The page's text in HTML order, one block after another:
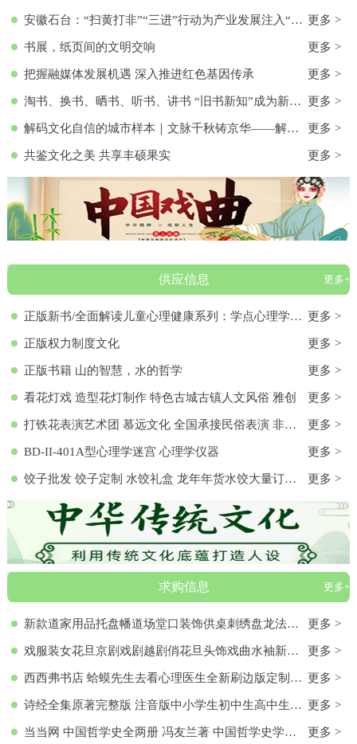
安徽石台：“扫黄打非”“三进”行动为产业发展注入“清流” 更多 >
书展，纸页间的文明交响 更多 >
把握融媒体发展机遇 深入推进红色基因传承 更多 >
淘书、换书、晒书、听书、讲书 “旧书新知”成为新文化时尚 更多 >
解码文化自信的城市样本｜文脉千秋铸京华——解码首都北京的文化自信样本 更多 >
共鉴文化之美 共享丰硕果实 更多 >
供应信息 更多+
正版新书/全面解读儿童心理健康系列：学点心理学9787572136313 正版新书/全面解读儿童心理健康系列：学点心理学 更多 >
正版权力制度文化 更多 >
正版书籍 山的智慧，水的哲学 更多 >
看花灯戏 造型花灯制作 特色古城古镇人文风俗 雅创 更多 >
打铁花表演艺术团 慕远文化 全国承接民俗表演 非物质文化遗产 更多 >
BD-II-401A型心理学迷宫 心理学仪器 更多 >
饺子批发 饺子定制 水饺礼盒 龙年年货水饺大量订购 各种馅料饺子 饺子批发 饺子定制 水饺礼盒 龙年年货水饺大量订购 各种馅料饺子 更多 >
求购信息 更多+
新款道家用品托盘幡道场堂口装饰供桌刺绣盘龙法器香盘幡全套 更多 >
戏服装女花旦京剧戏剧越剧俏花旦头饰戏曲水袖新款黄梅戏服演出服 更多 >
西西弗书店 蛤蟆先生去看心理医生全新刷边版定制书特装书收藏书蛤蟆先生去看心理医生(纪念版) 白边版本 心理学入门 零基础心理学 更多 >
诗经全集原著完整版 注音版中小学生初中生高中生成人无删减305首诗经楚辞详解版拼音注析 中华藏书局译注解析鉴赏古诗词诠译书 更多 >
当当网 中国哲学史全两册 冯友兰著 中国哲学史学科的奠基之作 附录《中国哲学小史》 冯友兰之女宗璞首肯 正版书籍 更多 >